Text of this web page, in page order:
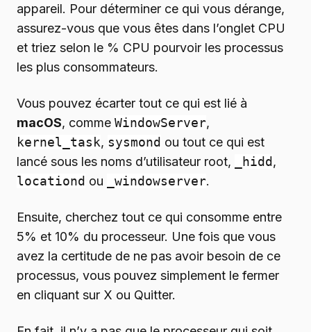
appareil. Pour déterminer ce qui vous dérange,
assurez-vous que vous êtes dans l’onglet CPU
et triez selon le % CPU pourvoir les processus
les plus consommateurs.
Vous pouvez écarter tout ce qui est lié à
macOS, comme WindowServer,
kernel_task, sysmond ou tout ce qui est
lancé sous les noms d’utilisateur root,
_hidd,
locationd ou _windowserver.
Ensuite, cherchez tout ce qui consomme entre
5% et 10% du processeur. Une fois que vous
avez la certitude de ne pas avoir besoin de ce
processus, vous pouvez simplement le fermer
en cliquant sur X ou Quitter.